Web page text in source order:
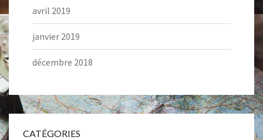
avril 2019
janvier 2019
décembre 2018
CATÉGORIES